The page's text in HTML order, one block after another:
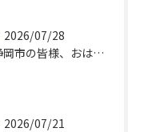
2026/07/28
静岡市の皆様、おはようございます。
2026/07/21